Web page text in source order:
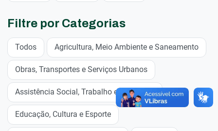
Filtre por Categorias
Todos Agricultura, Meio Ambiente e Saneamento
Obras, Transportes e Serviços Urbanos
Assistência Social, Trabalho e Cidadania
Educação, Cultura e Esporte